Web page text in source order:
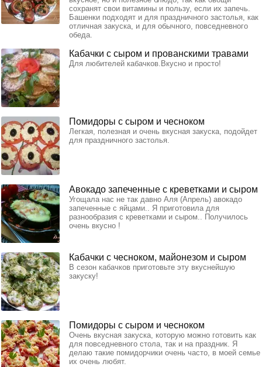
сохранят свои витамины и пользу, если их запечь.
Башенки подходят и для праздничного застолья, как
отличная закуска, и для обычного, повседневного
обеда.
Кабачки с сыром и прованскими травами
Для любителей кабачков.Вкусно и просто!
Помидоры с сыром и чесноком
Легкая, полезная и очень вкусная закуска, подойдет
для праздничного застолья.
Авокадо запеченные с креветками и сыром
Угощала нас не так давно Аля (Апрель) авокадо
запеченные с яйцами.. Я приготовила для
разнообразия с креветками и сыром.. Получилось
очень вкусно !
Кабачки с чесноком, майонезом и сыром
В сезон кабачков приготовьте эту вкуснейшую
закуску!
Помидоры с сыром и чесноком
Очень вкусная закуска, которую можно готовить как
для повседневного стола, так и на праздник. Я
делаю такие помидорчики очень часто, в моей семье
их очень любят.